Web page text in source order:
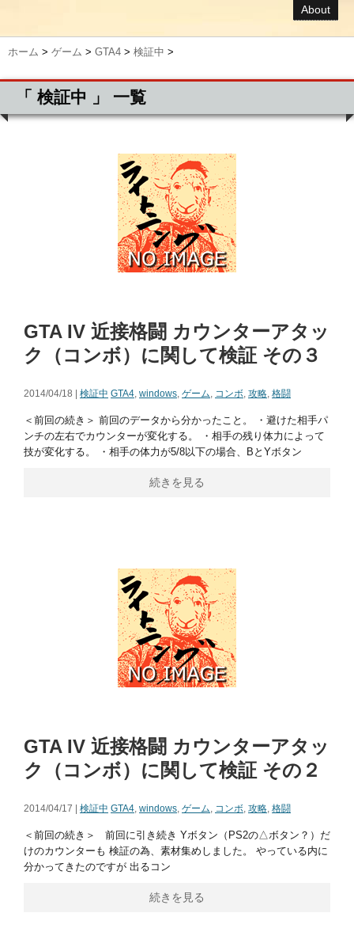
About
ホーム > ゲーム > GTA4 > 検証中 >
「 検証中 」 一覧
GTA IV 近接格闘 カウンターアタッ
ク（コンボ）に関して検証 その３
2014/04/18 | 検証中 GTA4, windows, ゲーム, コンボ, 攻略, 格闘
＜前回の続き＞ 前回のデータから分かったこと。 ・避けた相手パ
ンチの左右でカウンターが変化する。 ・相手の残り体力によって
技が変化する。 ・相手の体力が5/8以下の場合、BとYボタン
続きを見る
GTA IV 近接格闘 カウンターアタッ
ク（コンボ）に関して検証 その２
2014/04/17 | 検証中 GTA4, windows, ゲーム, コンボ, 攻略, 格闘
＜前回の続き＞ 前回に引き続き Yボタン（PS2の△ボタン？）だ
けのカウンターも 検証の為、素材集めしました。 やっている内に
分かってきたのですが 出るコン
続きを見る